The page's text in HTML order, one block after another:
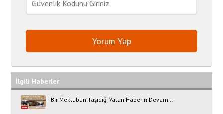
İlgili Haberler
Bir Mektubun Taşıdığı Vatan Haberin Devamı..